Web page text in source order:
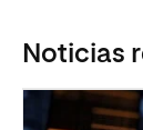
Noticias